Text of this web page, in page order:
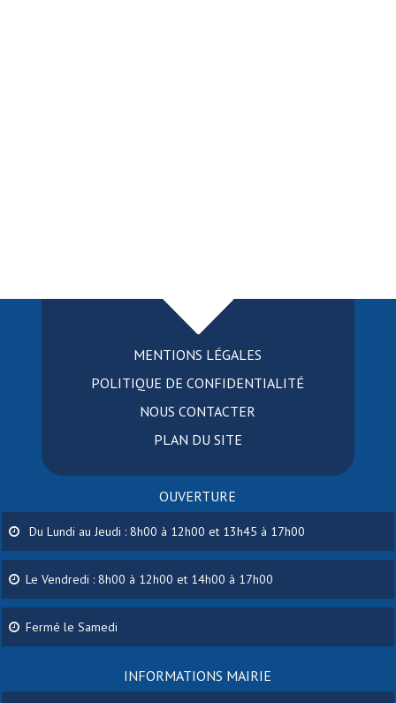
MENTIONS LÉGALES
POLITIQUE DE CONFIDENTIALITÉ
NOUS CONTACTER
PLAN DU SITE
OUVERTURE
Du Lundi au Jeudi : 8h00 à 12h00 et 13h45 à 17h00
Le Vendredi : 8h00 à 12h00 et 14h00 à 17h00
Fermé le Samedi
INFORMATIONS MAIRIE